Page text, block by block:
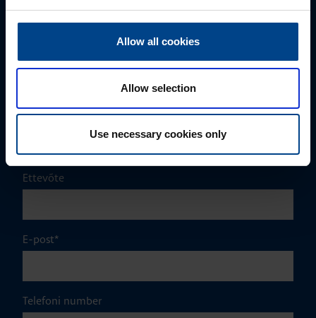
Allow all cookies
Allow selection
Use necessary cookies only
mark.milvek@utugroup.com
Perekonnanimi*
Ettevõte
E-post*
Telefoni number